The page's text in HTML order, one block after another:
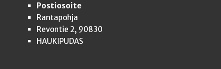
Postiosoite
Rantapohja
Revontie 2, 90830
HAUKIPUDAS